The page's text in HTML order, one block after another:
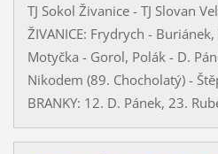
TJ Sokol Živanice - TJ Slovan
ŽIVANICE: Frydrych -
Motyčka - Gorol, Polák - D.
Nikodem (89. Chocholatý) -
BRANKY: 12. D. Pánek, 23.